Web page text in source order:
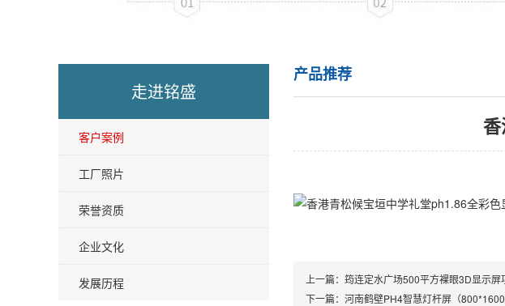
走进铭盛
客户案例
工厂照片
荣誉资质
企业文化
发展历程
产品推荐
上一篇：筠连定水广场500平方裸眼3D显示屏
下一篇：河南鹤壁PH4智慧灯杆屏（800*1600